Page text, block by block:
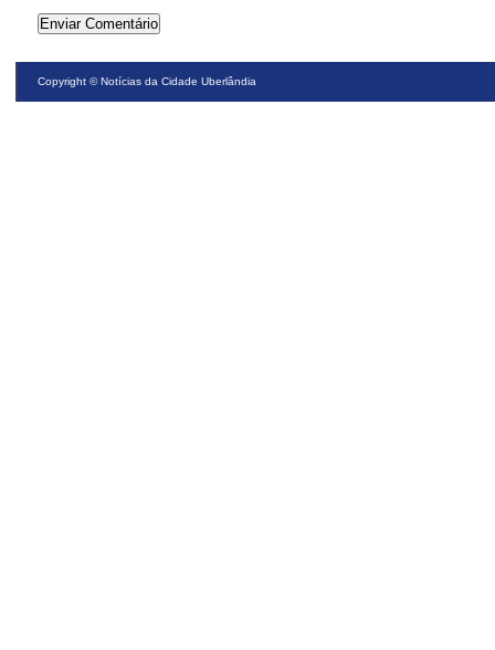
Copyright ©Notícias da Cidade Uberlândia